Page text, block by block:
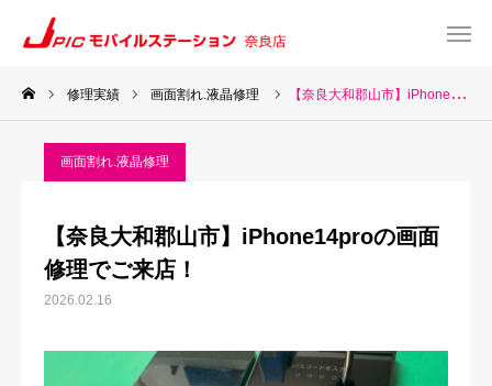
修理実績 画面割れ.液晶修理 【奈良大和郡山市】iPhone14proの画面修理でご来店！
画面割れ.液晶修理
【奈良大和郡山市】iPhone14proの画面
修理でご来店！
2026.02.16
web予約
TOP